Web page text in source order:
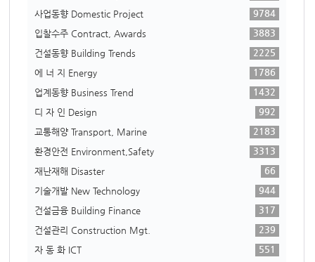
사업동향 Domestic Project
9784
입찰수주 Contract, Awards
3883
건설동향 Building Trends
2225
에 너 지 Energy
1786
업계동향 Business Trend
1432
디 자 인 Design
992
교통해양 Transport, Marine
2183
환경안전 Environment,Safety
3313
재난재해 Disaster
66
기술개발 New Technology
944
건설금융 Building Finance
317
건설관리 Construction Mgt.
239
자 동 화 ICT
551